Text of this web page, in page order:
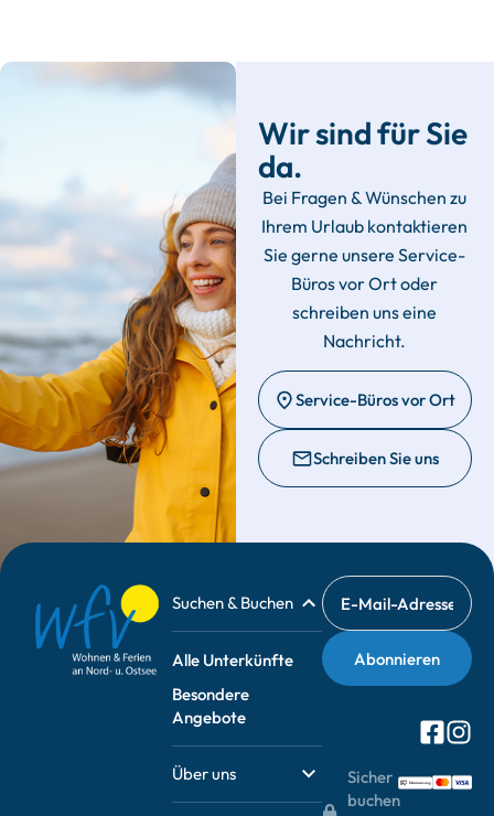
Wir sind für Sie
da.
Bei Fragen & Wünschen zu
Ihrem Urlaub kontaktieren
Sie gerne unsere Service-
Büros vor Ort oder
schreiben uns eine
Nachricht.
Service-Büros vor Ort
Schreiben Sie uns
Suchen & Buchen
Alle Unterkünfte
Besondere
Angebote
Über uns
Sicher
buchen